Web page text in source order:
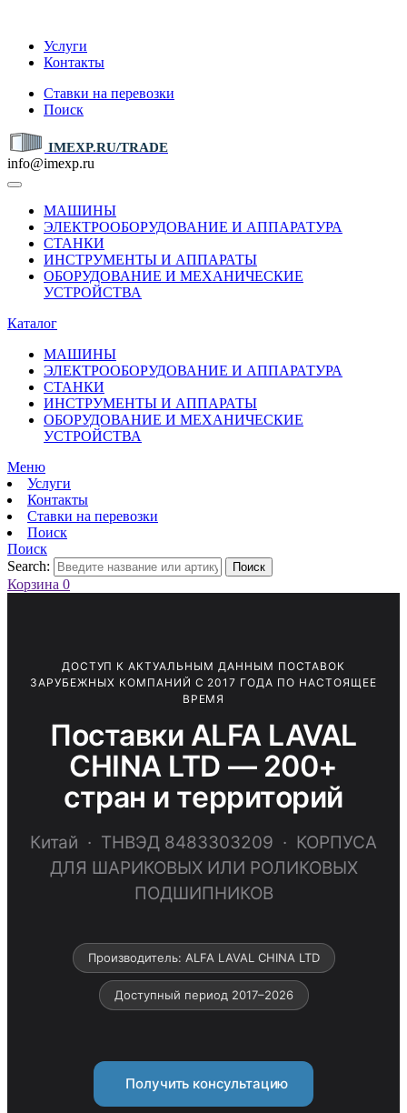
Услуги
Контакты
Ставки на перевозки
Поиск
IMEXP.RU/TRADE
info@imexp.ru
МАШИНЫ
ЭЛЕКТРООБОРУДОВАНИЕ И АППАРАТУРА
СТАНКИ
ИНСТРУМЕНТЫ И АППАРАТЫ
ОБОРУДОВАНИЕ И МЕХАНИЧЕСКИЕ
УСТРОЙСТВА
Каталог
МАШИНЫ
ЭЛЕКТРООБОРУДОВАНИЕ И АППАРАТУРА
СТАНКИ
ИНСТРУМЕНТЫ И АППАРАТЫ
ОБОРУДОВАНИЕ И МЕХАНИЧЕСКИЕ
УСТРОЙСТВА
Меню
Услуги
Контакты
Ставки на перевозки
Поиск
Поиск
Search:
Поиск
Корзина 0
ДОСТУП К АКТУАЛЬНЫМ ДАННЫМ ПОСТАВОК
ЗАРУБЕЖНЫХ КОМПАНИЙ С 2017 ГОДА ПО НАСТОЯЩЕЕ
ВРЕМЯ
Поставки ALFA LAVAL
CHINA LTD — 200+
стран и территорий
Китай · ТНВЭД 8483303209 · КОРПУСА
ДЛЯ ШАРИКОВЫХ ИЛИ РОЛИКОВЫХ
ПОДШИПНИКОВ
Производитель: ALFA LAVAL CHINA LTD
Доступный период 2017–2026
Получить консультацию